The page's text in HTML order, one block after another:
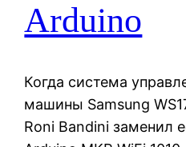
Arduino
Когда система
машины Samsung
Roni Bandini заменил